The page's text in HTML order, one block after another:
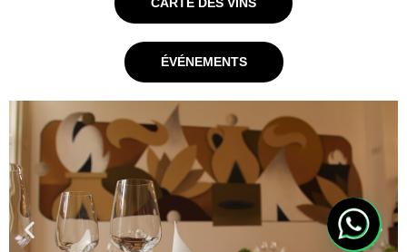
CARTE DES VINS
ÉVÉNEMENTS